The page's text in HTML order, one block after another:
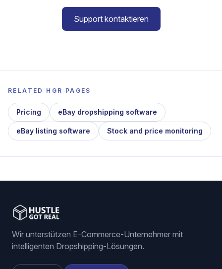
Support kontaktieren
RELATED HGR PAGES
Pricing eBay dropshipping software
eBay listing software Stock and price monitoring
Wir unterstützen E-Commerce-Unternehmer mit
intelligenten Dropshipping-Lösungen.